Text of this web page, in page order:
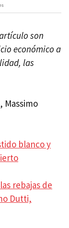
son
económico a
las
Massimo
blanco y
rebajas de
Dutti,